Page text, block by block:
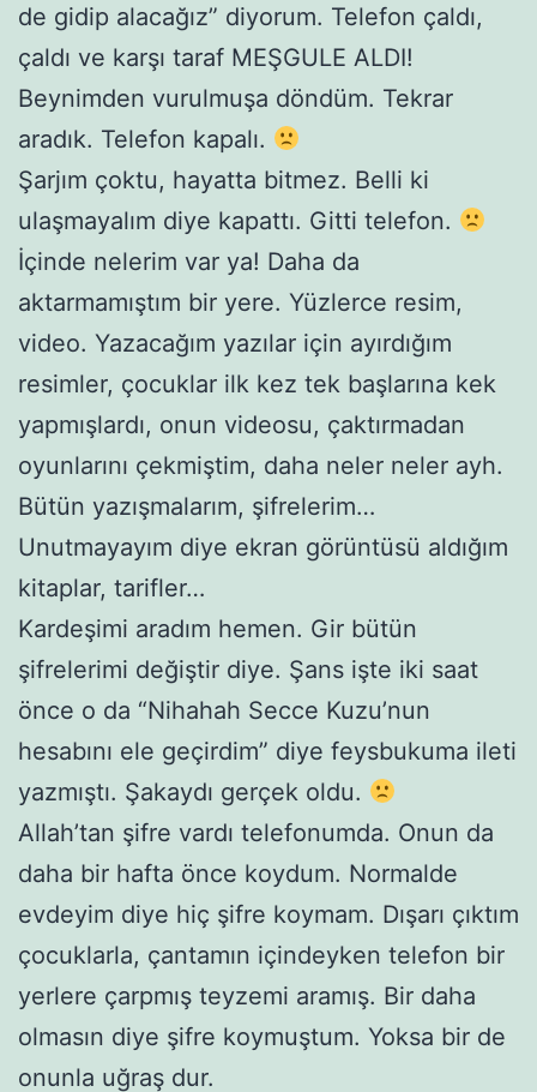
de gidip alacağız” diyorum. Telefon çaldı,
çaldı ve karşı taraf MEŞGULE ALDI!
Beynimden vurulmuşa döndüm. Tekrar
aradık. Telefon kapalı.
Şarjım çoktu, hayatta bitmez. Belli ki
ulaşmayalım diye kapattı. Gitti telefon.
İçinde nelerim var ya! Daha da
aktarmamıştım bir yere. Yüzlerce resim,
video. Yazacağım yazılar için ayırdığım
resimler, çocuklar ilk kez tek başlarına kek
yapmışlardı, onun videosu, çaktırmadan
oyunlarını çekmiştim, daha neler neler ayh.
Bütün yazışmalarım, şifrelerim…
Unutmayayım diye ekran görüntüsü aldığım
kitaplar, tarifler…
Kardeşimi aradım hemen. Gir bütün
şifrelerimi değiştir diye. Şans işte iki saat
önce o da “Nihahah Secce Kuzu’nun
hesabını ele geçirdim” diye feysbukuma ileti
yazmıştı. Şakaydı gerçek oldu.
Allah’tan şifre vardı telefonumda. Onun da
daha bir hafta önce koydum. Normalde
evdeyim diye hiç şifre koymam. Dışarı çıktım
çocuklarla, çantamın içindeyken telefon bir
yerlere çarpmış teyzemi aramış. Bir daha
olmasın diye şifre koymuştum. Yoksa bir de
onunla uğraş dur.